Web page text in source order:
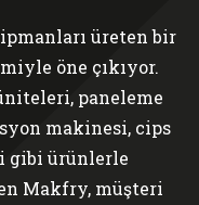
üreten bir
öne çıkıyor.
paneleme
makinesi, cips
gibi ürünlerle
Makfry, müşteri